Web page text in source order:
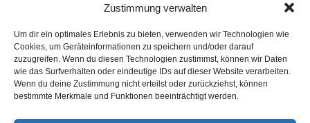
Zustimmung verwalten
Um dir ein optimales Erlebnis zu bieten, verwenden wir Technologien wie
Cookies, um Geräteinformationen zu speichern und/oder darauf
zuzugreifen. Wenn du diesen Technologien zustimmst, können wir Daten
wie das Surfverhalten oder eindeutige IDs auf dieser Website verarbeiten.
Wenn du deine Zustimmung nicht erteilst oder zurückziehst, können
bestimmte Merkmale und Funktionen beeinträchtigt werden.
keinen Spam! Er gibt
weiter. Erfahre mehr in
unserer
Datenschutzerklärung.